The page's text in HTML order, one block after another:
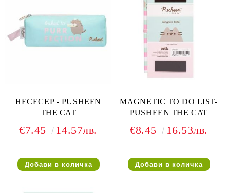
НЕСЕСЕР - PUSHEEN
THE CAT
€7.45 14.57лв.
MAGNETIC TO DO LIST-
PUSHEEN THE CAT
€8.45 16.53лв.